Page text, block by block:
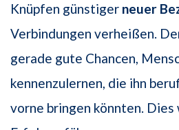
Knüpfen günstiger neuer
Verbindungen verheißen.
gerade gute Chancen,
kennenzulernen, die ihn
vorne bringen könnten. Dies